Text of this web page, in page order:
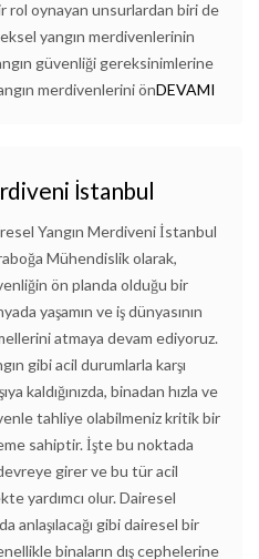
rol oynayan unsurlardan biri de
yangın merdivenlerinin
güvenliği gereksinimlerine
merdivenlerini önDEVAMI
İstanbul
Yangın Merdiveni İstanbul
Mühendislik olarak,
ön planda olduğu bir
yaşamın ve iş dünyasının
atmaya devam ediyoruz.
gibi acil durumlarla karşı
kaldığınızda, binadan hızla ve
tahliye olabilmeniz kritik bir
sahiptir. İşte bu noktada
girer ve bu tür acil
yardımcı olur. Dairesel
anlaşılacağı gibi dairesel bir
binaların dış cephelerine